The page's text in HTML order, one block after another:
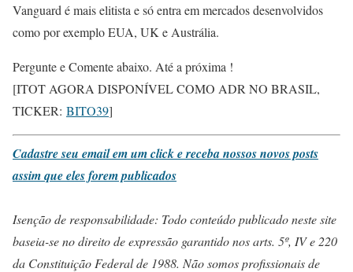
Vanguard é mais elitista e só entra em mercados desenvolvidos
como por exemplo EUA, UK e Austrália.
Pergunte e Comente abaixo. Até a próxima !
[ITOT AGORA DISPONÍVEL COMO ADR NO BRASIL,
TICKER: BITO39]
Cadastre seu email em um click e receba nossos novos posts
assim que eles forem publicados
Isenção de responsabilidade: Todo conteúdo publicado neste site
baseia-se no direito de expressão garantido nos arts. 5º, IV e 220
da Constituição Federal de 1988. Não somos profissionais de